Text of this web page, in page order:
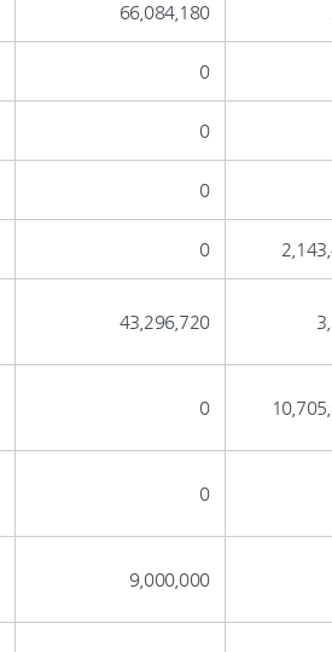
66,084,180
0
0
0
0
43,296,720
0
0
9,000,000